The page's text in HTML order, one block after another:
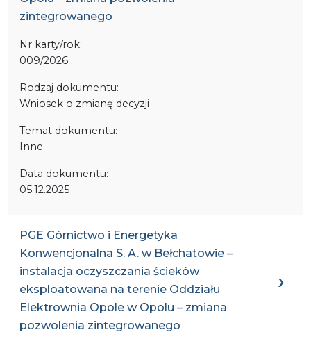
zintegrowanego
Nr karty/rok:
009/2026
Rodzaj dokumentu:
Wniosek o zmianę decyzji
Temat dokumentu:
Inne
Data dokumentu:
05.12.2025
PGE Górnictwo i Energetyka
Konwencjonalna S. A. w Bełchatowie –
instalacja oczyszczania ścieków
eksploatowana na terenie Oddziału
Elektrownia Opole w Opolu – zmiana
pozwolenia zintegrowanego